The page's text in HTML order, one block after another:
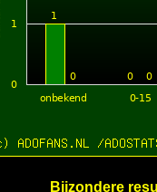
Bijzondere